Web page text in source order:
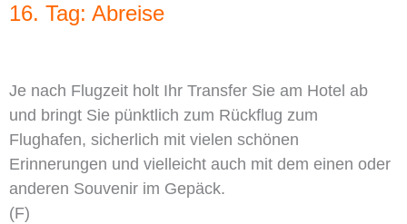
16. Tag: Abreise
Je nach Flugzeit holt Ihr Transfer Sie am Hotel ab
und bringt Sie pünktlich zum Rückflug zum
Flughafen, sicherlich mit vielen schönen
Erinnerungen und vielleicht auch mit dem einen oder
anderen Souvenir im Gepäck.
(F)